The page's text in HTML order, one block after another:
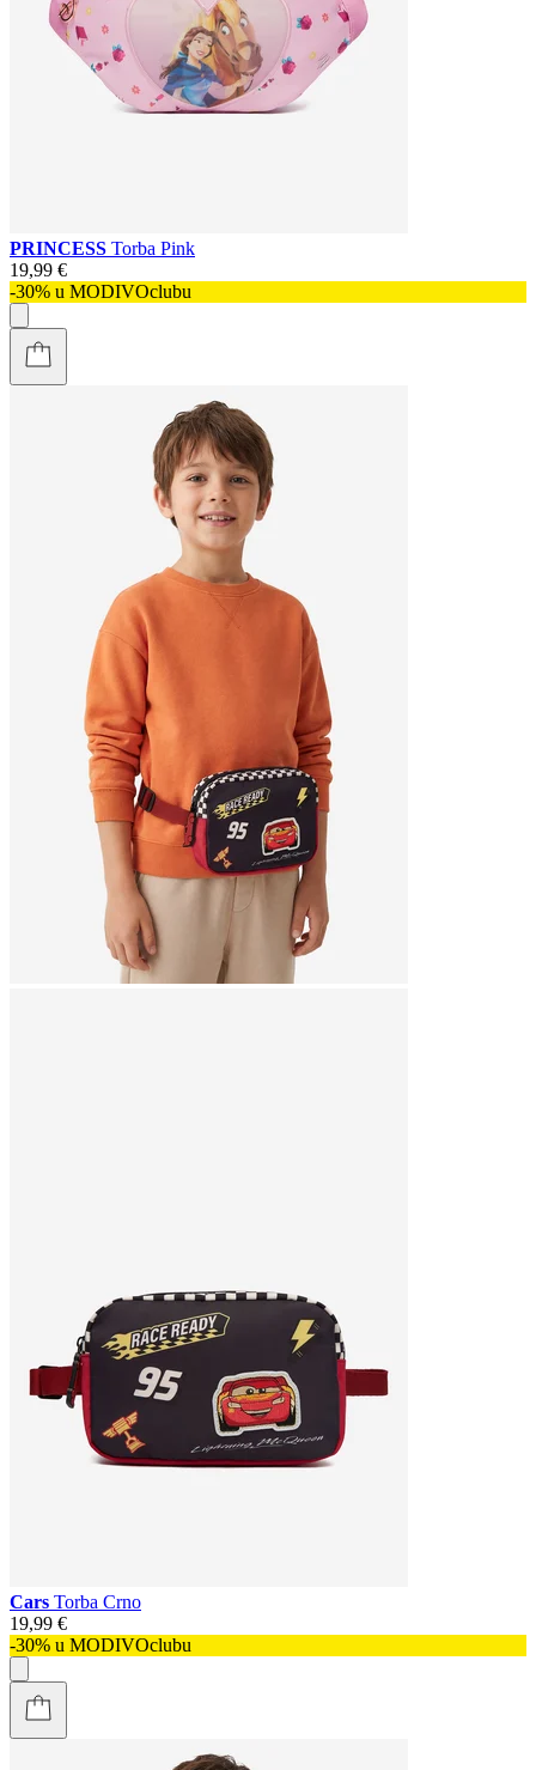
PRINCESS Torba Pink
19,99 €
-30% u MODIVOclubu
Cars Torba Crno
19,99 €
-30% u MODIVOclubu